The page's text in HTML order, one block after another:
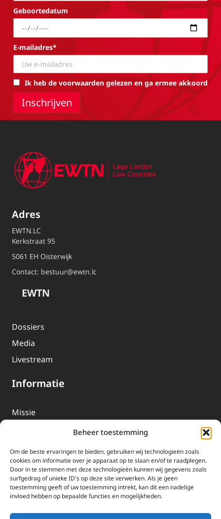
Beheer toestemming
Om de beste ervaringen te bieden, gebruiken wij technologieën zoals
cookies om informatie over je apparaat op te slaan en/of te raadplegen.
Door in te stemmen met deze technologieën kunnen wij gegevens zoals
surfgedrag of unieke ID's op deze site verwerken. Als je geen
toestemming geeft of uw toestemming intrekt, kan dit een nadelige
invloed hebben op bepaalde functies en mogelijkheden.
Geboortedatum
E-mailadres*
Ik heb de voorwaarden gelezen en ga ermee akkoord
Adres
EWTN.LC
Kerkstraat 95
5061 EH Oisterwijk
Contact: bestuur@ewtn.lc
EWTN
Dossiers
Media
Livestream
Informatie
Missie
EWTN-Team
Organisatiegegevens
Doneren